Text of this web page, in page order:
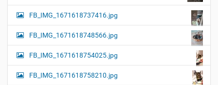
FB_IMG_1671618737416.jpg
FB_IMG_1671618748566.jpg
FB_IMG_1671618754025.jpg
FB_IMG_1671618758210.jpg